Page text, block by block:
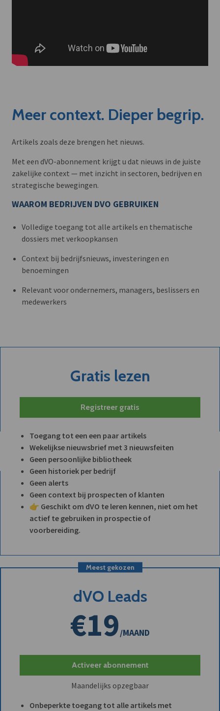
Meer context. Dieper begrip.
Artikels zoals deze brengen het nieuws.
Met een dVO-abonnement krijgt u dat nieuws in de juiste
zakelijke context — met inzicht in sectoren, bedrijven en
strategische bewegingen.
WAAROM BEDRIJVEN DVO GEBRUIKEN
Volledige toegang tot alle artikels en thematische
dossiers met verkoopkansen
Context bij bedrijfsnieuws, investeringen en
benoemingen
Relevant voor ondernemers, managers, beslissers en
medewerkers
Gratis lezen
Registreer gratis
Toegang tot een een paar artikels
Wekelijkse nieuwsbrief met 3 nieuwsfeiten
Geen persoonlijke bibliotheek
Geen historiek per bedrijf
Geen alerts
Geen context bij prospecten of klanten
👉 Geschikt om dVO te leren kennen, niet om het
actief te gebruiken in prospectie of
voorbereiding.
Meest gekozen
dVO Leads
€19/MAAND
Activeer abonnement
Maandelijks opzegbaar
Onbeperkte toegang tot alle artikels met